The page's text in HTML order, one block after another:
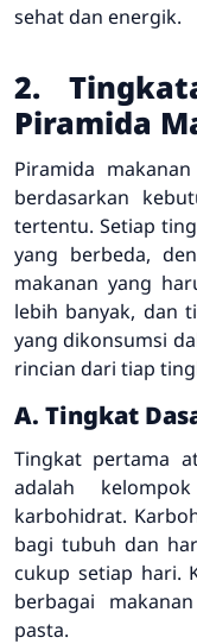
sehat dan energik.
2.
Piramida
Piramida
berdasarkan
tertentu. Setiap
yang berbeda,
makanan yang
lebih banyak, dan
yang dikonsumsi
rincian dari tiap
A. Tingkat
Tingkat pertama
adalah
karbohidrat.
bagi tubuh dan
cukup setiap hari.
berbagai
pasta.